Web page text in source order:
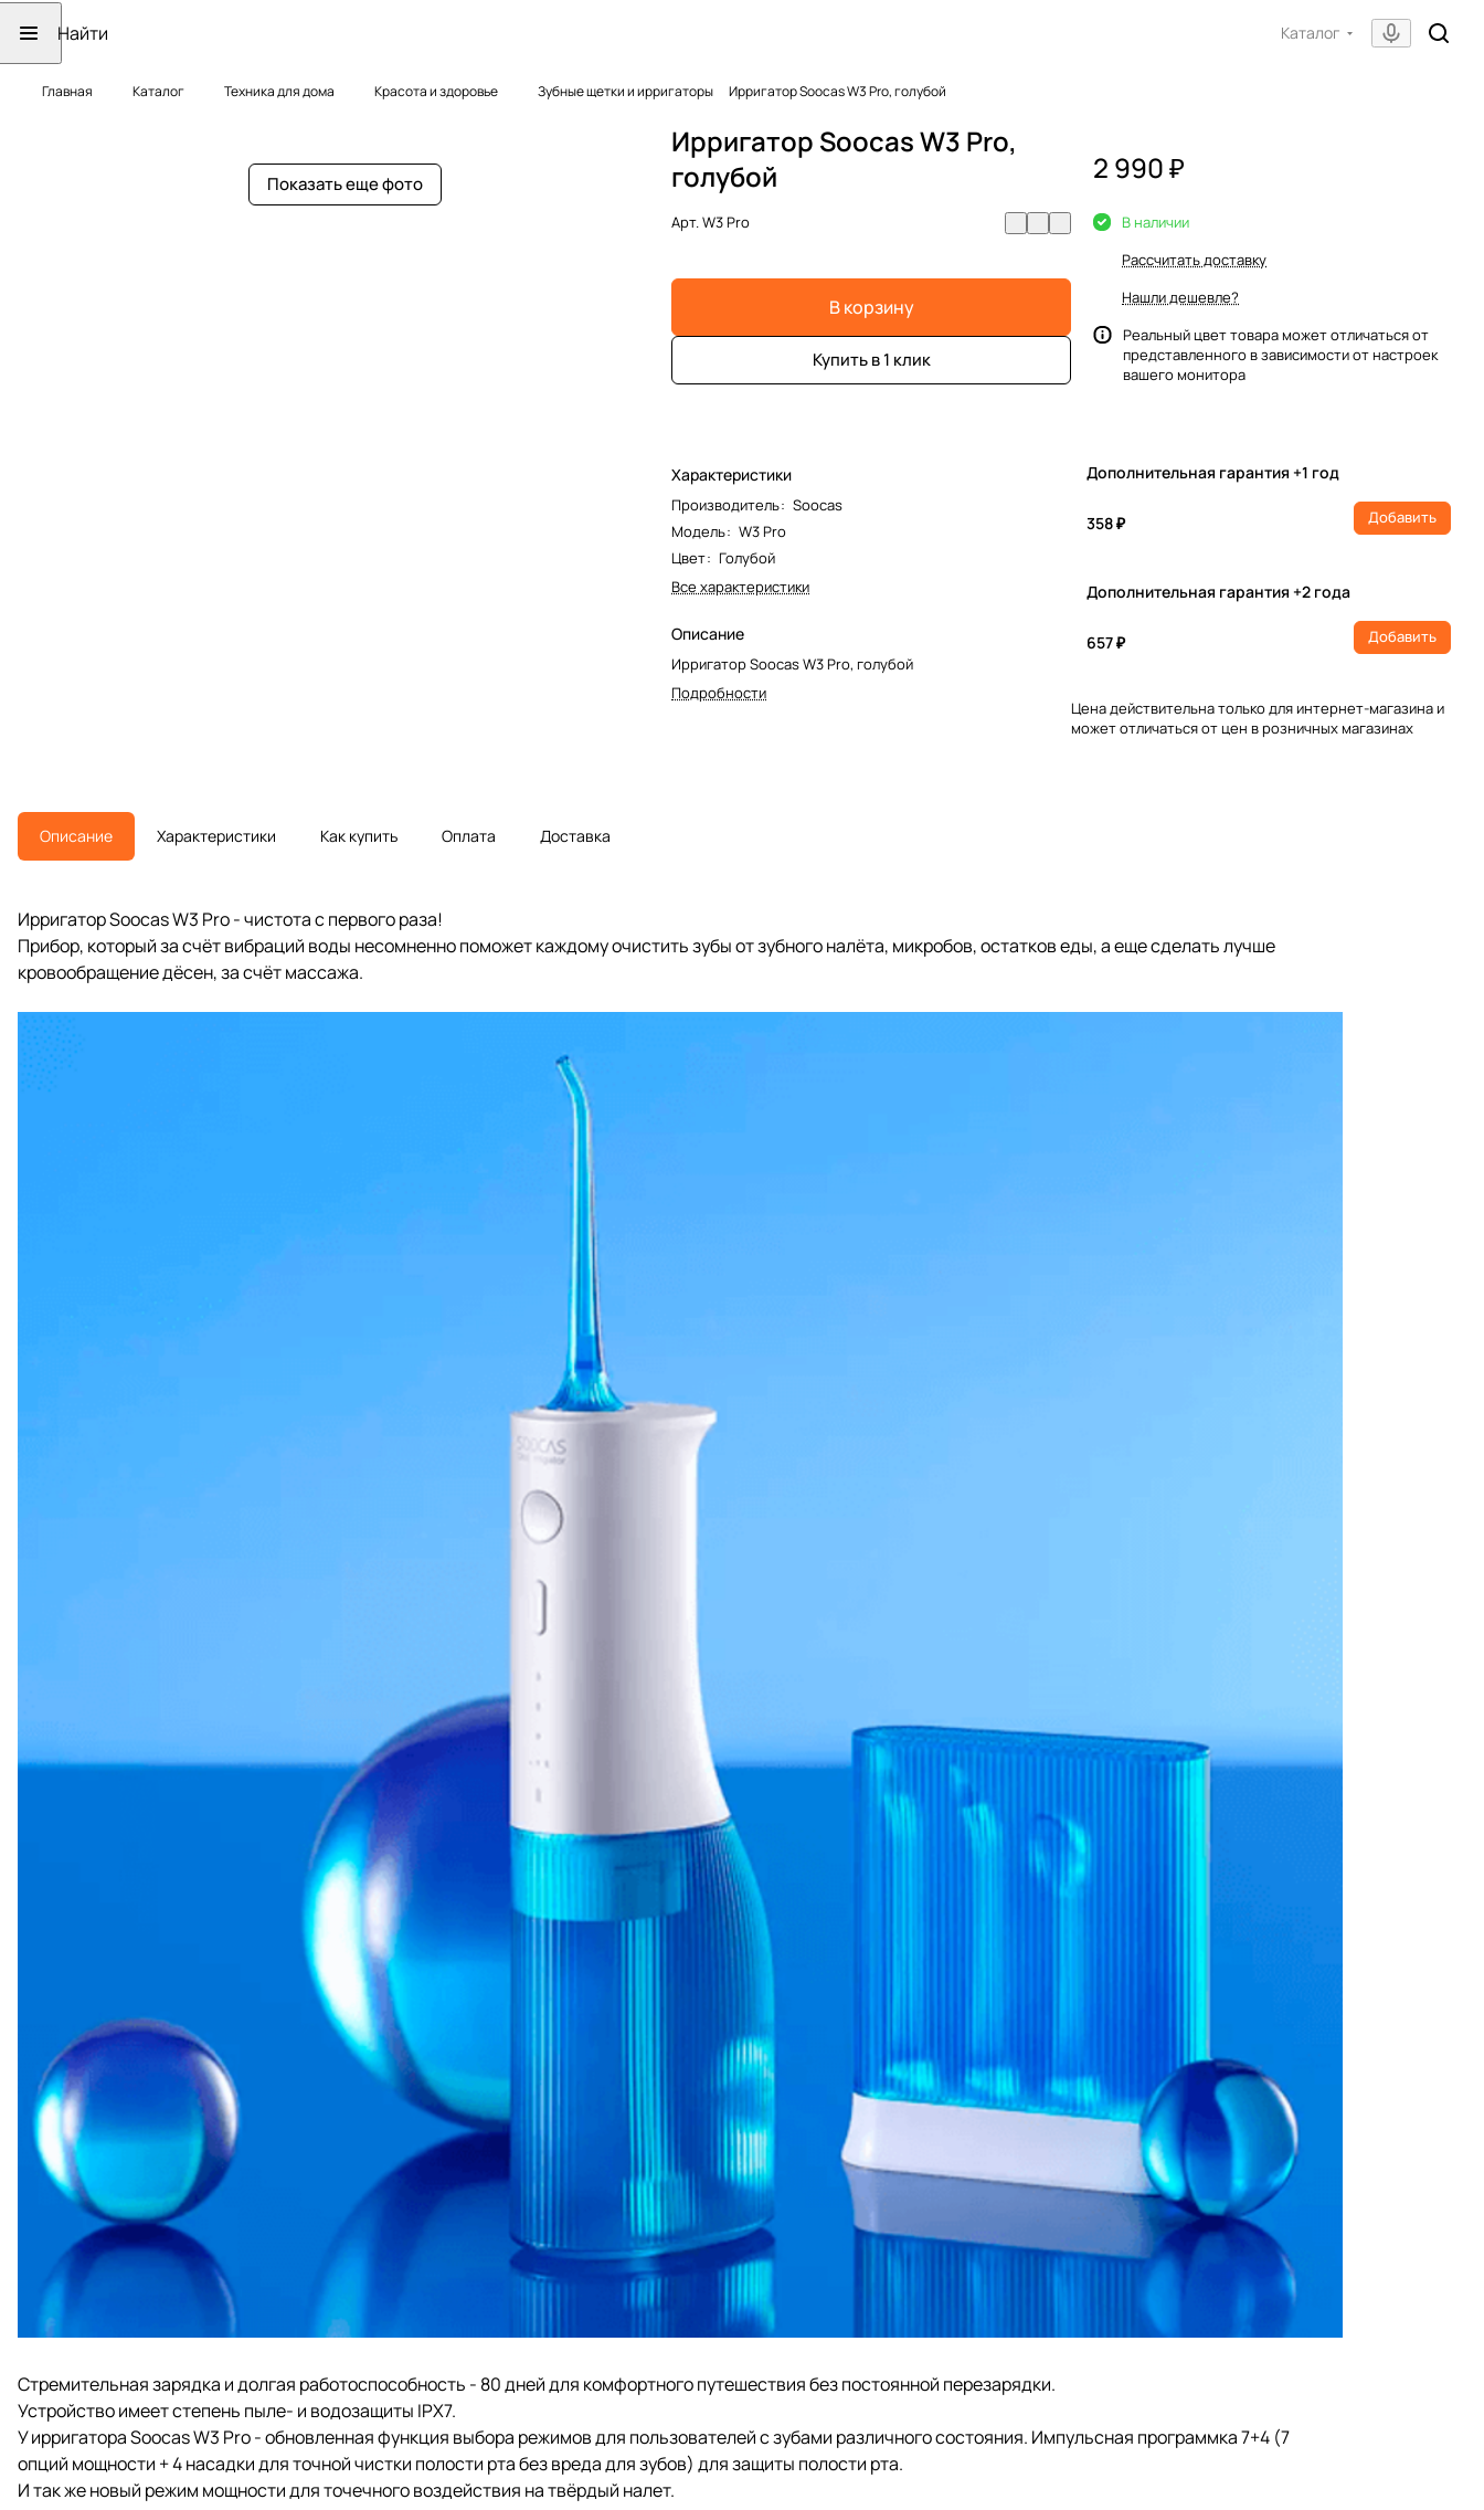
Каталог
Главная Каталог Техника для дома Красота и здоровье Зубные щетки и ирригаторы Ирригатор Soocas W3 Pro, голубой
Показать еще фото
Ирригатор Soocas W3 Pro,
голубой
Арт.W3 Pro
В корзину
Купить в 1 клик
Характеристики
Производитель: Soocas
Модель: W3 Pro
Цвет: Голубой
Все характеристики
Описание
Ирригатор Soocas W3 Pro, голубой
Подробности
2 990 ₽
В наличии
Рассчитать доставку
Нашли дешевле?
Реальный цвет товара может отличаться от
представленного в зависимости от настроек
вашего монитора
Дополнительная гарантия +1 год
358 ₽ Добавить
Дополнительная гарантия +2 года
657 ₽ Добавить
Цена действительна только для интернет-магазина и
может отличаться от цен в розничных магазинах
Описание Характеристики Как купить Оплата Доставка
Ирригатор Soocas W3 Pro - чистота с первого раза!
Прибор, который за счёт вибраций воды несомненно поможет каждому очистить зубы от зубного налёта, микробов, остатков еды, а еще сделать лучше
кровообращение дёсен, за счёт массажа.
Стремительная зарядка и долгая работоспособность - 80 дней для комфортного путешествия без постоянной перезарядки.
Устройство имеет степень пыле- и водозащиты IPX7.
У ирригатора Soocas W3 Pro - обновленная функция выбора режимов для пользователей с зубами различного состояния. Импульсная программка 7+4 (7
опций мощности + 4 насадки для точной чистки полости рта без вреда для зубов) для защиты полости рта.
И так же новый режим мощности для точечного воздействия на твёрдый налет.